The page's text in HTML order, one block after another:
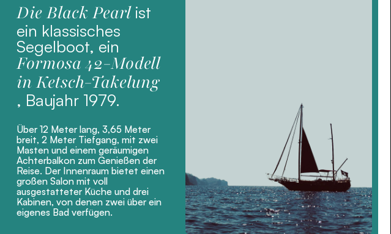
Die Black Pearlist
ein klassisches
Segelboot, ein
Formosa 42-Modell
in Ketsch-Takelung
, Baujahr 1979.
Über 12 Meter lang, 3,65 Meter
breit, 2 Meter Tiefgang, mit zwei
Masten und einem geräumigen
Achterbalkon zum Genießen der
Reise. Der Innenraum bietet einen
großen Salon mit voll
ausgestatteter Küche und drei
Kabinen, von denen zwei über ein
eigenes Bad verfügen.